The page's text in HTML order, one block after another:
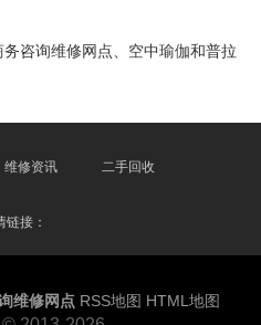
咨询维修网点、空中瑜伽和普拉
维修资讯 二手回收
链接：
维修网点 RSS地图 HTML地图